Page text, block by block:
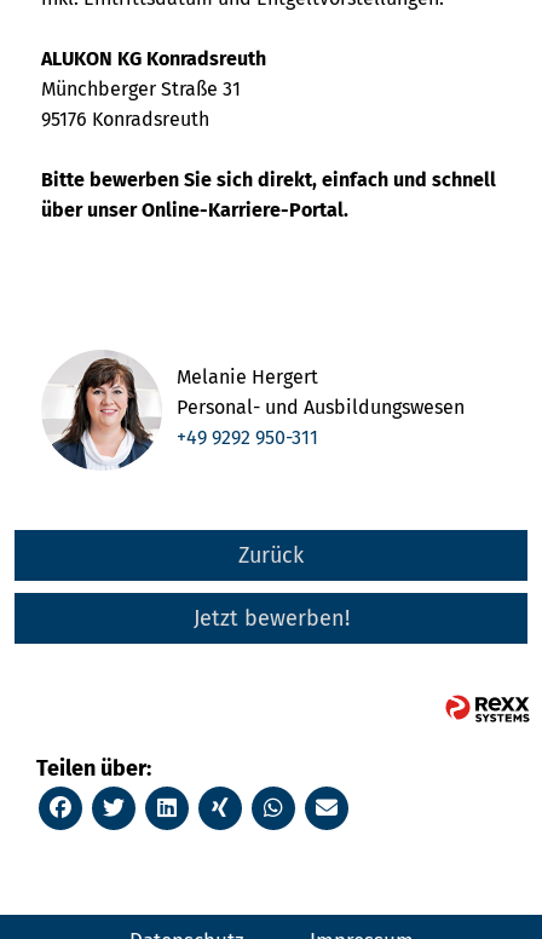
ALUKON KG Konradsreuth
Münchberger Straße 31
95176 Konradsreuth
Bitte bewerben Sie sich direkt, einfach und schnell
über unser Online-Karriere-Portal.
Melanie Hergert
Personal- und Ausbildungswesen
+49 9292 950-311
Zurück
Jetzt bewerben!
Teilen über: